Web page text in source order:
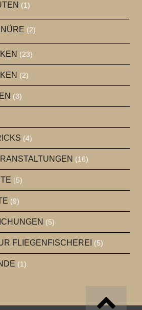
(1)
(2)
(23)
(2)
(3)
(4)
(16)
(5)
(9)
(5)
FLIEGENFISCHEREI (5)
(1)
Go